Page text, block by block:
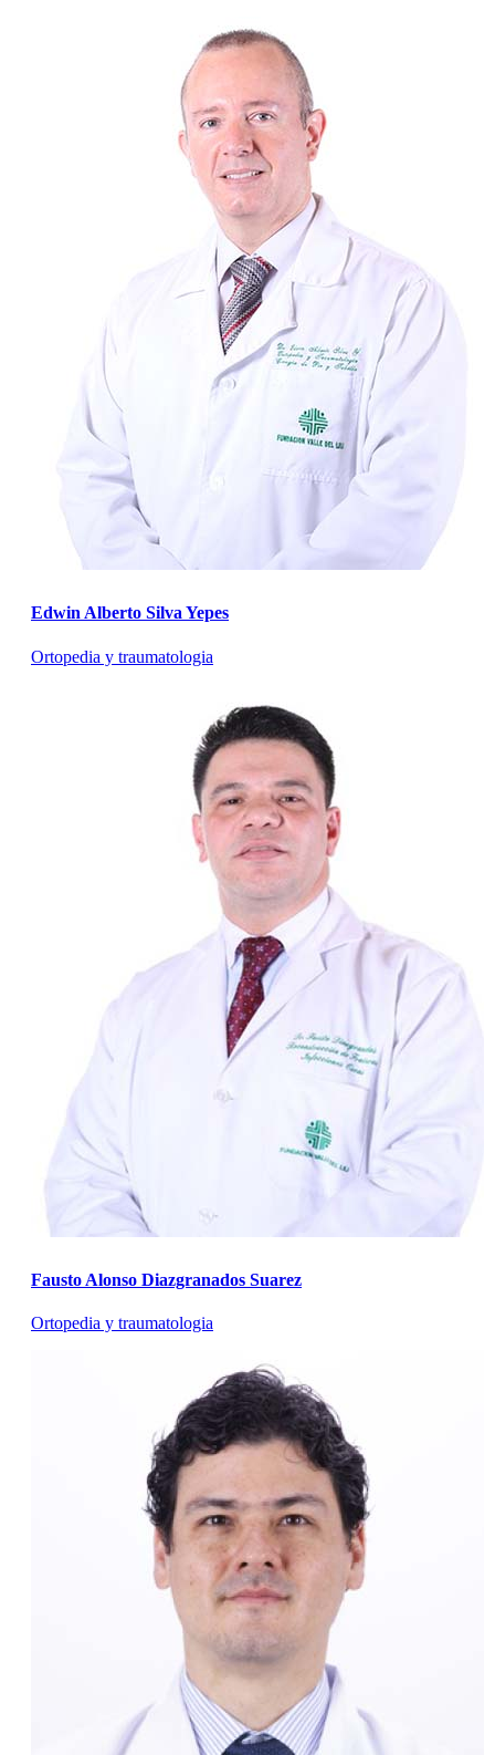
Edwin Alberto Silva Yepes
Ortopedia y traumatologia
Fausto Alonso Diazgranados Suarez
Ortopedia y traumatologia